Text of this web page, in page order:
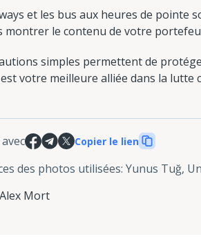
et les bus aux heures de pointe
montrer le contenu de votre
simples permettent de
votre meilleure alliée dans la lutte
Copier le lien
des photos utilisées: Yunus Tuğ,
Alex Mort